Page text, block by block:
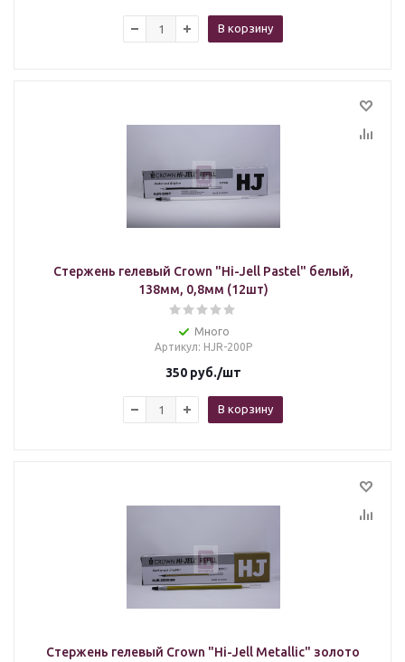
В корзину
Стержень гелевый Crown "Hi-Jell Pastel" белый,
138мм, 0,8мм (12шт)
Много
Артикул: HJR-200P
350руб./шт
В корзину
Стержень гелевый Crown "Hi-Jell Metallic" золото